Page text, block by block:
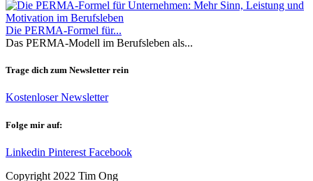
Die PERMA-Formel für...
Das PERMA-Modell im Berufsleben als...
Trage dich zum Newsletter rein
Kostenloser Newsletter
Folge mir auf:
Linkedin Pinterest Facebook
Copyright 2022 Tim Ong